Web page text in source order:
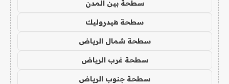
سطحة بين المدن
سطحة هيدروليك
سطحة شمال الرياض
سطحة غرب الرياض
سطحة جنوب الرياض